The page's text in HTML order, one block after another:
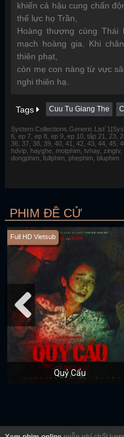
khiến cả hậu cung chấn
thế lực họ Trần,
Hoàng thượng cùng
mạch hoàng gia. Khi
thiên phạt,
còn mẹ con nàng từ vực
nghi thiên hạ.
Tags Cuu Tu Giang The
6, ep 7, ep 8, ep 9, ep 10, tập 21, 23,
36, 37, 38, 39, 40, 41, 42, 43, 44, 45,
hdvip, hayghe, motphim, tvhay,
dongphim, fullphim, phephim, bluphim
PHIM ĐỀ CỬ
Full HD Vietsub
Quỷ Cẩu